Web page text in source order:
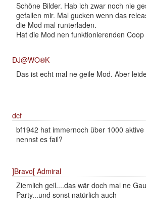
Schöne Bilder. Hab ich zwar noch nie
gefallen mir. Mal gucken wenn das
die Mod mal runterladen.
Hat die Mod nen funktionierenden Coop
ÐJ@WO®K
Das ist echt mal ne geile Mod. Aber
dcf
bf1942 hat immernoch über 1000 aktive
nennst es fail?
]Bravo[ Admiral
Ziemlich geil....das wär doch mal ne
Party...und sonst natürlich auch